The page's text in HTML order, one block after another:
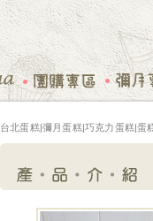
台北蛋糕|彌月蛋糕|巧克力蛋糕|蛋